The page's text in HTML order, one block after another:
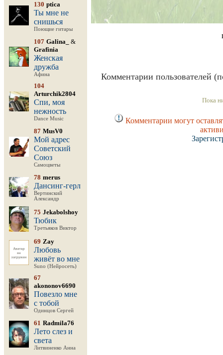
130 ptica
Ты мне не
снишься
Поющие гитары
107 Galina_
&
Grafinia
Женская
дружба
Афина
104
Arturchik2804
Спи, моя
нежность
Dance Music
87 MusV0
Мой адрес
Советский
Союз
Самоцветы
78 merus
Дансинг-герл
Вертинский
Александр
75 Jekabolshoy
Тюбик
Третьяков Виктор
69 Zay
Любовь
живёт во мне
Suno (Нейросеть)
67
akononov6690
Повезло мне
с тобой
Одинцов Сергей
61 Radmila76
Лето слез и
света
Литвиненко Анна
Комментарии пользователей
Пока
Комментарии могут